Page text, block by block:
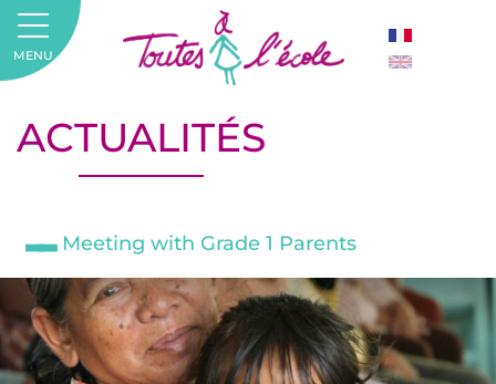
ACTUALITÉS
Meeting with Grade 1 Parents
MENU